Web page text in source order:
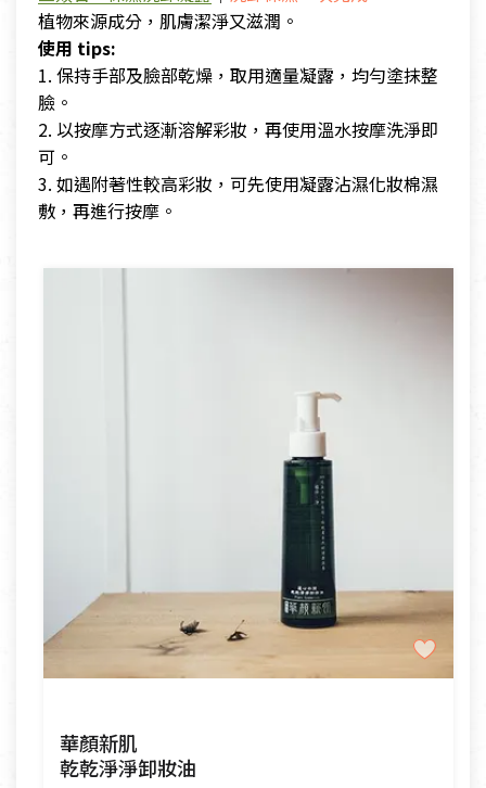
植物來源成分，肌膚潔淨又滋潤。
使用 tips:
1. 保持手部及臉部乾燥，取用適量凝露，均勻塗抹整
臉。
2. 以按摩方式逐漸溶解彩妝，再使用溫水按摩洗淨即
可。
3. 如遇附著性較高彩妝，可先使用凝露沾濕化妝棉濕
敷，再進行按摩。
華顏新肌
乾乾淨淨卸妝油